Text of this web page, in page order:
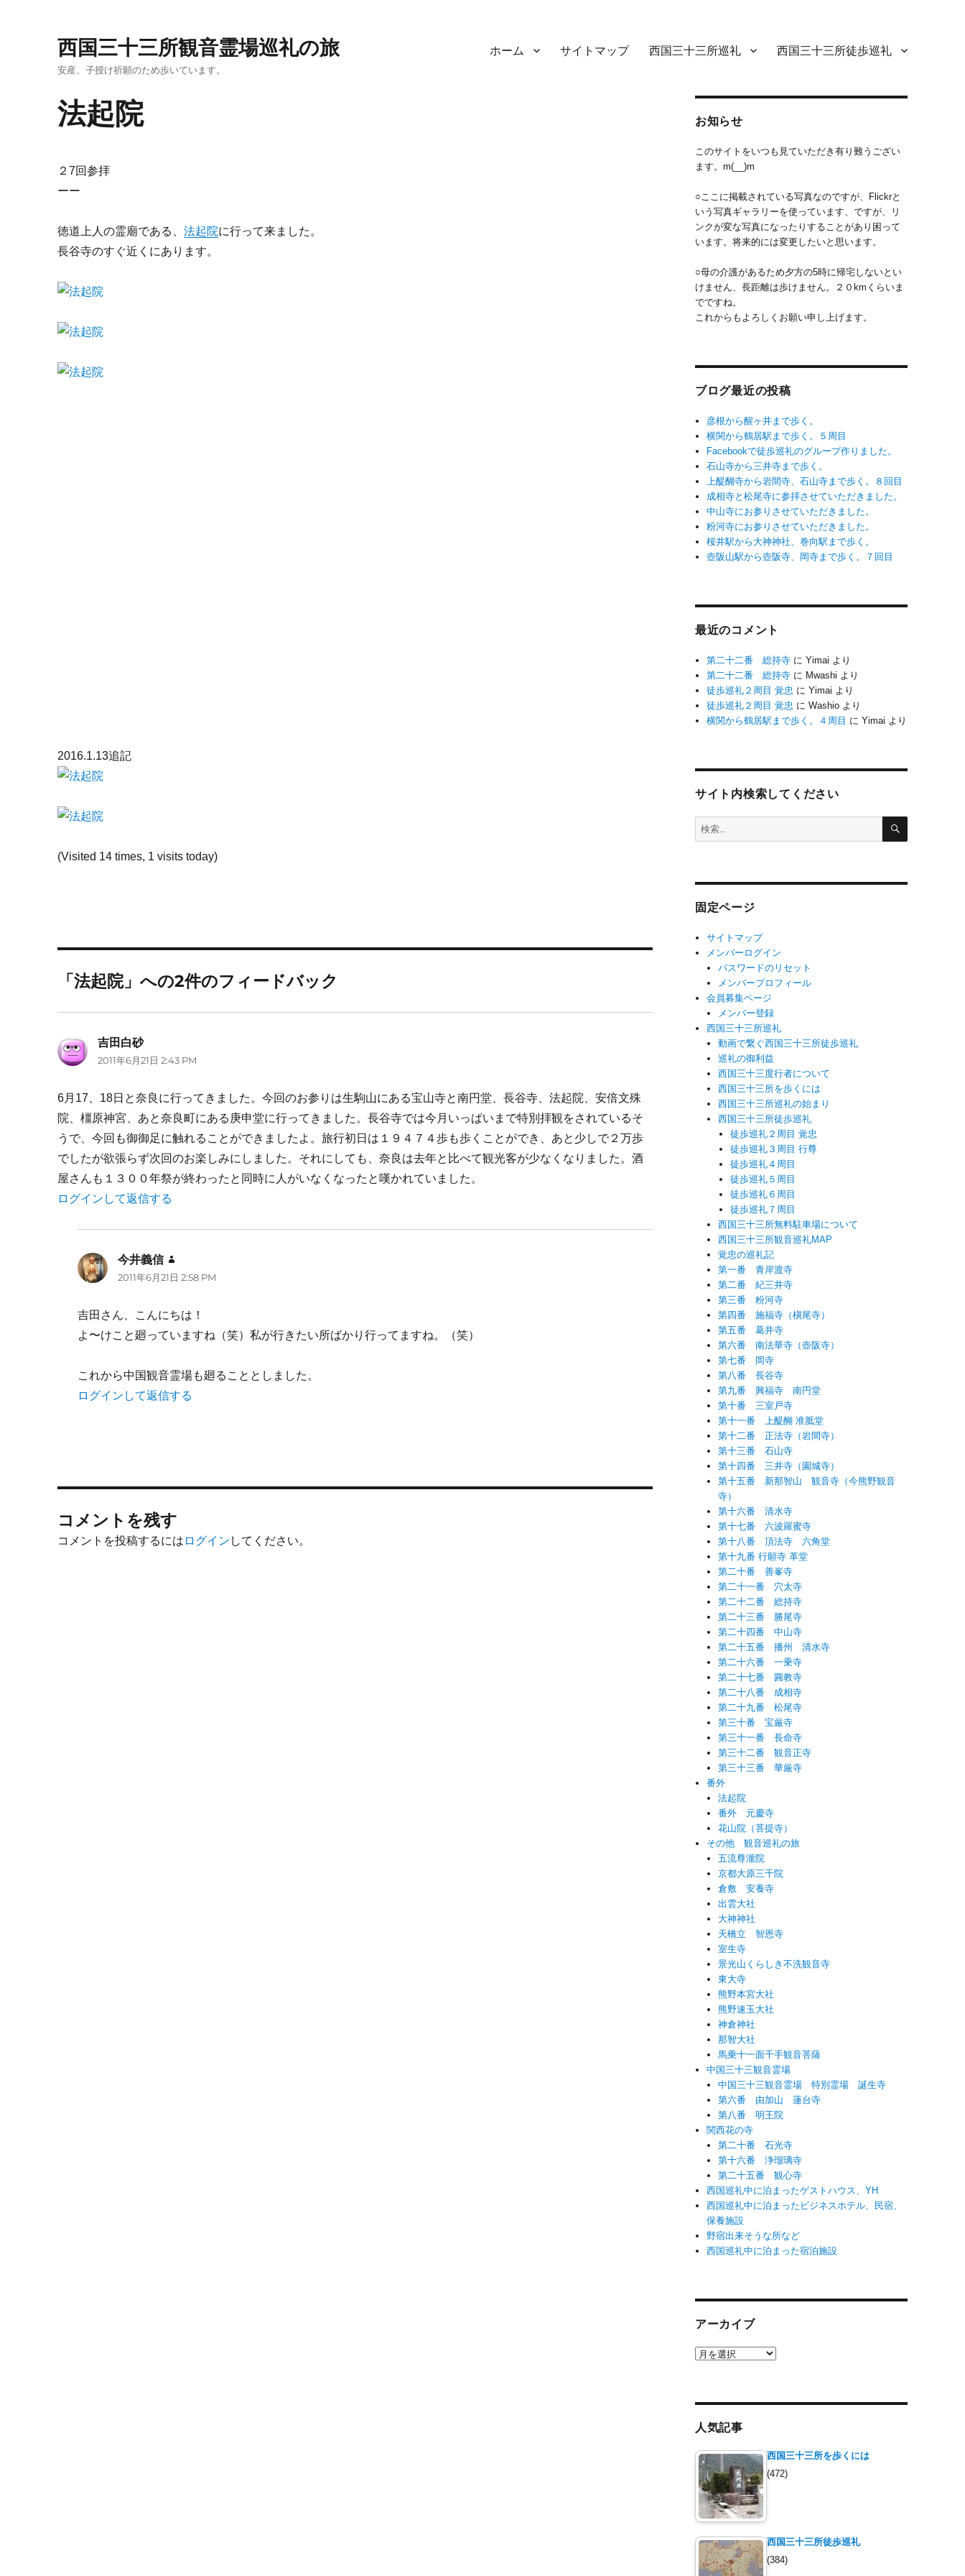
西国三十三所観音霊場巡礼の旅
安産、子授け祈願のため歩いています。
ホーム サイトマップ 西国三十三所巡礼 西国三十三所徒歩巡礼
法起院
２7回参拝
ーー
徳道上人の霊廟である、法起院に行って来ました。
長谷寺のすぐ近くにあります。
2016.1.13追記
(Visited 14 times, 1 visits today)
「法起院」への2件のフィードバック
吉田白砂よ
り:
2011年6月21日 2:43 PM
6月17、18日と奈良に行ってきました。今回のお参りは生駒山にある宝山寺と南円堂、長谷寺、法起院、安倍文殊
院、橿原神宮、あと奈良町にある庚申堂に行ってきました。長谷寺では今月いっぱいまで特別拝観をされているそ
うで、今回も御御足に触れることができましたよ。旅行初日は１９４７４歩も歩くことができ、あと少しで２万歩
でしたが欲張らず次回のお楽しみにしました。それにしても、奈良は去年と比べて観光客が少なくなりました。酒
屋さんも１３００年祭が終わったと同時に人がいなくなったと嘆かれていました。
ログインして返信する
今井義信
り:
2011年6月21日 2:58 PM
吉田さん、こんにちは！
よ〜けこと廻っていますね（笑）私が行きたい所ばかり行ってますね。（笑）
これから中国観音霊場も廻ることとしました。
ログインして返信する
コメントを残す
コメントを投稿するには ログイン してください。
お知らせ
このサイトをいつも見ていただき有り難うござい
ます。m(__)m
○ここに掲載されている写真なのですが、Flickrと
いう写真ギャラリーを使っています、ですが、リ
ンクが変な写真になったりすることがあり困って
います。将来的には変更したいと思います。
○母の介護があるため夕方の5時に帰宅しないとい
けません、長距離は歩けません。２０kmくらいま
でですね。
これからもよろしくお願い申し上げます。
ブログ最近の投稿
彦根から醒ヶ井まで歩く。
横関から鶴居駅まで歩く。５周目
Facebookで徒歩巡礼のグループ作りました。
石山寺から三井寺まで歩く。
上醍醐寺から岩間寺、石山寺まで歩く。８回目
成相寺と松尾寺に参拝させていただきました。
中山寺にお参りさせていただきました。
粉河寺にお参りさせていただきました。
桜井駅から大神神社、巻向駅まで歩く。
壺阪山駅から壺阪寺、岡寺まで歩く。７回目
最近のコメント
第二十二番 総持寺 にYimai より
第二十二番 総持寺 に Mwashi より
徒歩巡礼２周目 覚忠 にYimai より
徒歩巡礼２周目 覚忠 にWashio より
横関から鶴居駅まで歩く。４周目 にYimai より
サイト内検索してください
検
索:
検
固定ページ
サイトマップ
メンバーログイン
パスワードのリセット
メンバープロフィール
会員募集ページ
メンバー登録
西国三十三所巡礼
動画で繋ぐ西国三十三所徒歩巡礼
巡礼の御利益
西国三十三度行者について
西国三十三所を歩くには
西国三十三所巡礼の始まり
西国三十三所徒歩巡礼
徒歩巡礼２周目 覚忠
徒歩巡礼３周目 行尊
徒歩巡礼４周目
徒歩巡礼５周目
徒歩巡礼６周目
徒歩巡礼７周目
西国三十三所無料駐車場について
西国三十三所観音巡礼MAP
覚忠の巡礼記
第一番 青岸渡寺
第二番 紀三井寺
第三番 粉河寺
第四番 施福寺（槇尾寺）
第五番 葛井寺
第六番 南法華寺（壺阪寺）
第七番 岡寺
第八番 長谷寺
第九番 興福寺 南円堂
第十番 三室戸寺
第十一番 上醍醐 准胝堂
第十二番 正法寺（岩間寺）
第十三番 石山寺
第十四番 三井寺（園城寺）
第十五番 新那智山 観音寺（今熊野観音
寺）
第十六番 清水寺
第十七番 六波羅蜜寺
第十八番 頂法寺 六角堂
第十九番 行願寺 革堂
第二十番 善峯寺
第二十一番 穴太寺
第二十二番 総持寺
第二十三番 勝尾寺
第二十四番 中山寺
第二十五番 播州 清水寺
第二十六番 一乗寺
第二十七番 圓教寺
第二十八番 成相寺
第二十九番 松尾寺
第三十番 宝厳寺
第三十一番 長命寺
第三十二番 観音正寺
第三十三番 華厳寺
番外
法起院
番外 元慶寺
花山院（菩提寺）
その他 観音巡礼の旅
五流尊瀧院
京都大原三千院
倉敷 安養寺
出雲大社
大神神社
天橋立 智恩寺
室生寺
景光山くらしき不洗観音寺
東大寺
熊野本宮大社
熊野速玉大社
神倉神社
那智大社
馬乗十一面千手観音菩薩
中国三十三観音霊場
中国三十三観音霊場 特別霊場 誕生寺
第六番 由加山 蓮台寺
第八番 明王院
関西花の寺
第二十番 石光寺
第十六番 浄瑠璃寺
第二十五番 観心寺
西国巡礼中に泊まったゲストハウス、YH
西国巡礼中に泊まったビジネスホテル、民宿、
保養施設
野宿出来そうな所など
西国巡礼中に泊まった宿泊施設
アーカイブ
ア
人気記事
西国三十三所を歩くには
(472)
西国三十三所徒歩巡礼
(384)